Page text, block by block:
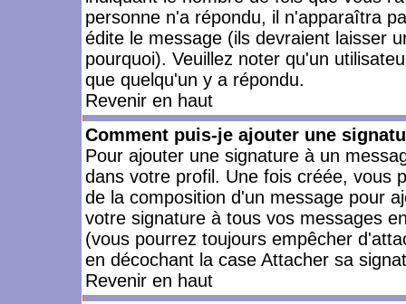
personne n'a répondu, il n'apparaîtra
édite le message (ils devraient laisser
pourquoi). Veuillez noter qu'un
que quelqu'un y a répondu.
Revenir en haut
Comment puis-je ajouter une
Pour ajouter une signature à un
dans votre profil. Une fois créée, vous
de la composition d'un message pour
votre signature à tous vos messages
(vous pourrez toujours empêcher
en décochant la case Attacher sa
Revenir en haut